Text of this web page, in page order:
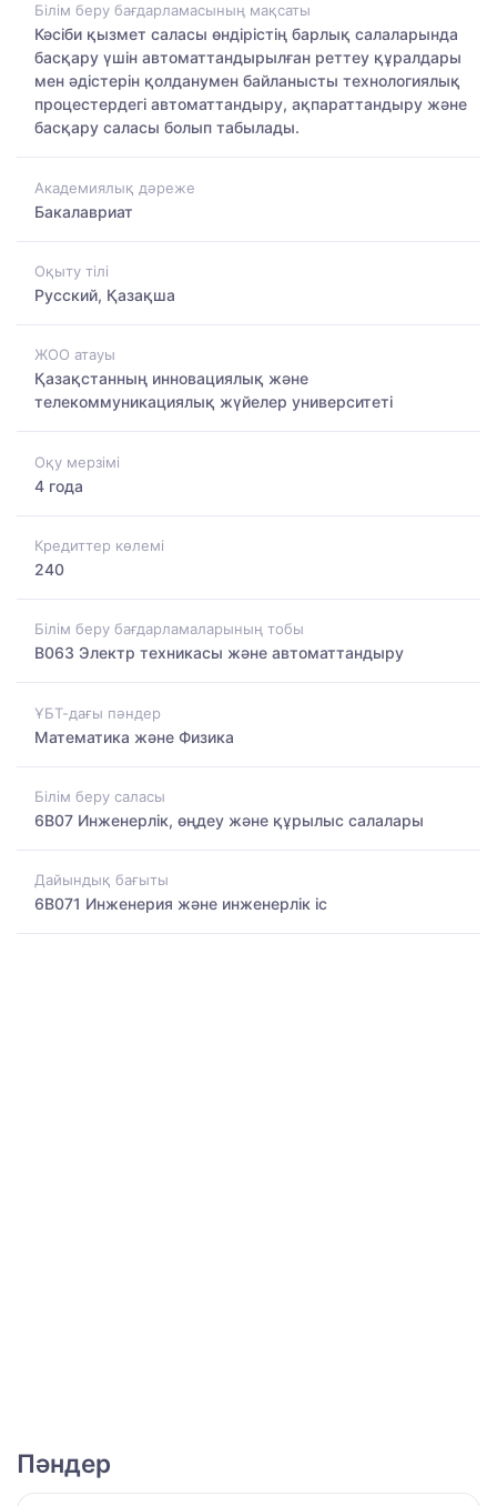
Білім беру бағдарламасының мақсаты
Кәсіби қызмет саласы өндірістің барлық салаларында
басқару үшін автоматтандырылған реттеу құралдары
мен әдістерін қолданумен байланысты технологиялық
процестердегі автоматтандыру, ақпараттандыру және
басқару саласы болып табылады.
Академиялық дәреже
Бакалавриат
Оқыту тілі
Русский, Қазақша
ЖОО атауы
Қазақстанның инновациялық және
телекоммуникациялық жүйелер университеті
Оқу мерзімі
4 года
Кредиттер көлемі
240
Білім беру бағдарламаларының тобы
B063 Электр техникасы және автоматтандыру
ҰБТ-дағы пәндер
Математика және Физика
Білім беру саласы
6B07 Инженерлік, өңдеу және құрылыс салалары
Дайындық бағыты
6B071 Инженерия және инженерлік іс
Пәндер